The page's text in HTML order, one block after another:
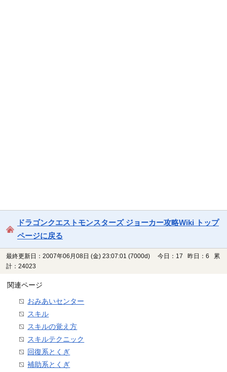
ドラゴンクエストモンスターズ ジョーカー攻略Wiki トップ
ページに戻る
最終更新日：2007年06月08日 (金) 23:07:01 (7000d)
今日：17 昨日：6 累
計：24023
関連ページ
おみあいセンター
スキル
スキルの覚え方
スキルテクニック
回復系とくぎ
補助系とくぎ